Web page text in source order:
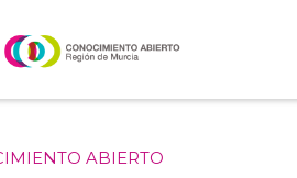
ABIERTO